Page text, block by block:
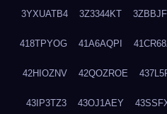
3YXUATB4 3Z3344KT
418TPYOG 41A6AQPI
42HIOZNV 42QOZROE
43IP3TZ3 43OJ1AEY